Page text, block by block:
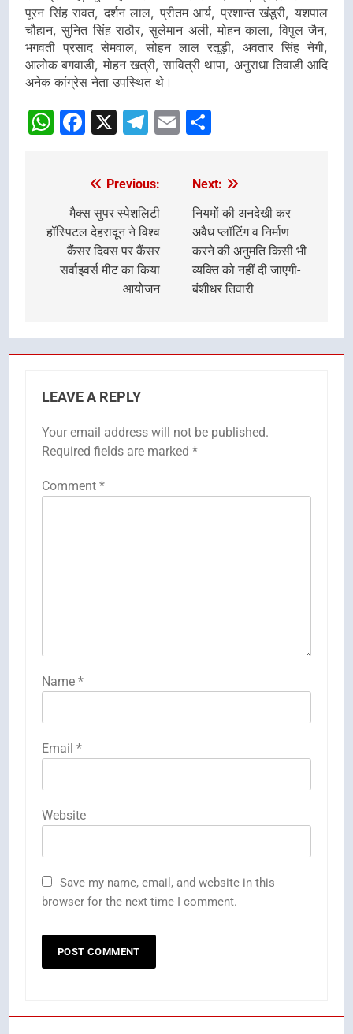
पूरन सिंह रावत, दर्शन लाल, प्रीतम आर्य, प्रशान्त खंडूरी, यशपाल
चौहान, सुनित सिंह राठौर, सुलेमान अली, मोहन काला, विपुल जैन,
भगवती प्रसाद सेमवाल, सोहन लाल रतूड़ी, अवतार सिंह नेगी,
आलोक बगवाडी, मोहन खत्री, सावित्री थापा, अनुराधा तिवाडी आदि
अनेक कांग्रेस नेता उपस्थित थे।
WhatsApp
Facebook
X Telegram
Email
navigation
Previous:
मैक्स सुपर स्पेशलिटी
हॉस्पिटल देहरादून ने विश्व
कैंसर दिवस पर कैंसर
सर्वाइवर्स मीट का किया
आयोजन
Next:
नियमों की अनदेखी कर
अवैध प्लॉटिंग व निर्माण
करने की अनुमति किसी भी
व्यक्ति को नहीं दी जाएगी-
बंशीधर तिवारी
LEAVE A REPLY
Your email address will not be published.
Required fields are marked *
Comment *
Name *
Email *
Website
Save my name, email, and website in this
browser for the next time I comment.